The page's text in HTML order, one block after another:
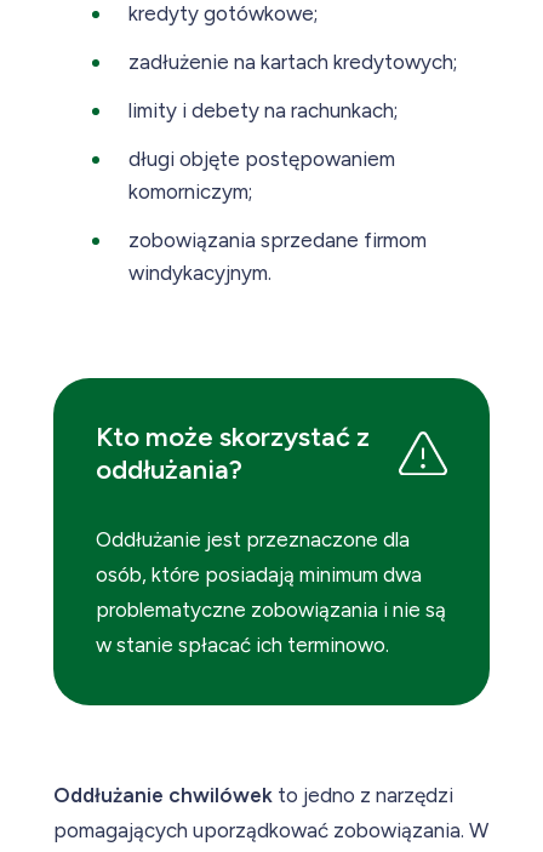
kredyty gotówkowe;
zadłużenie na kartach kredytowych;
limity i debety na rachunkach;
długi objęte postępowaniem
komorniczym;
zobowiązania sprzedane firmom
windykacyjnym.
Kto może skorzystać z
oddłużania?
Oddłużanie jest przeznaczone dla
osób, które posiadają minimum dwa
problematyczne zobowiązania i nie są
w stanie spłacać ich terminowo.
Oddłużanie chwilówek to jedno z narzędzi
pomagających uporządkować zobowiązania. W